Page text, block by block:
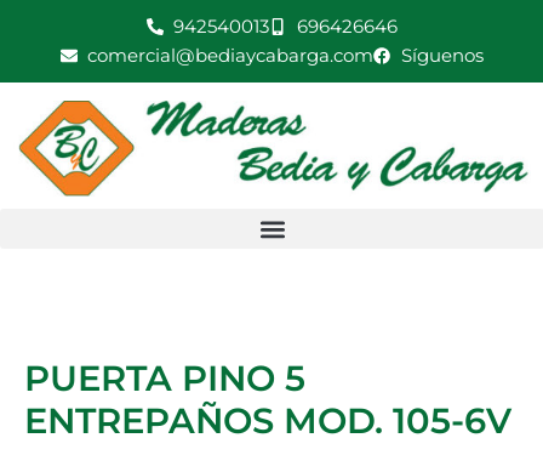
942540013
696426646
comercial@bediaycabarga.com
Síguenos
PUERTA PINO 5
ENTREPAÑOS MOD. 105-6V